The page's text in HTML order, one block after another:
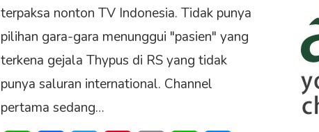
terpaksa nonton TV Indonesia. Tidak punya
pilihan gara-gara menunggui "pasien" yang
terkena gejala Thypus di RS yang tidak
punya saluran international. Channel
pertama sedang…